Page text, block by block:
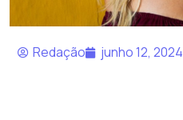
Redação junho 12, 2024